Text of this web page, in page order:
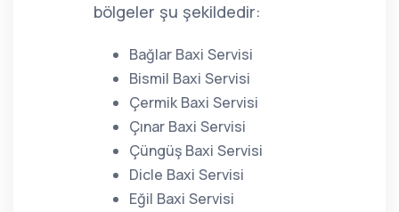
bölgeler şu şekildedir:
Bağlar Baxi Servisi
Bismil Baxi Servisi
Çermik Baxi Servisi
Çınar Baxi Servisi
Çüngüş Baxi Servisi
Dicle Baxi Servisi
Eğil Baxi Servisi